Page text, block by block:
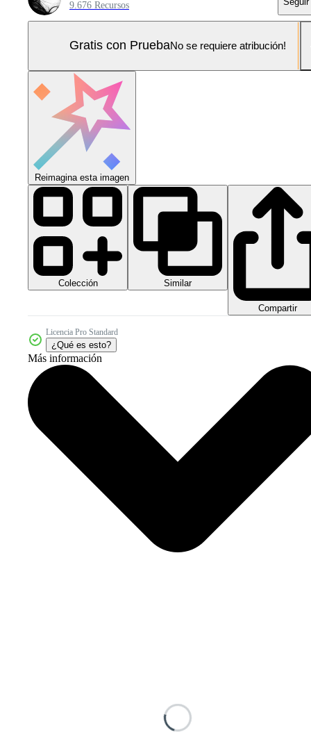
9.676 Recursos
Gratis con PruebaNo se requiere atribución!
Reimagina esta imagen
Colección Similar
Compartir
Licencia Pro Standard
¿Qué es esto?
Más información